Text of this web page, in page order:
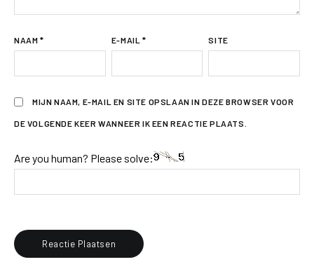
NAAM * E-MAIL * SITE
MIJN NAAM, E-MAIL EN SITE OPSLAAN IN DEZE BROWSER VOOR
DE VOLGENDE KEER WANNEER IK EEN REACTIE PLAATS.
Are you human? Please solve: